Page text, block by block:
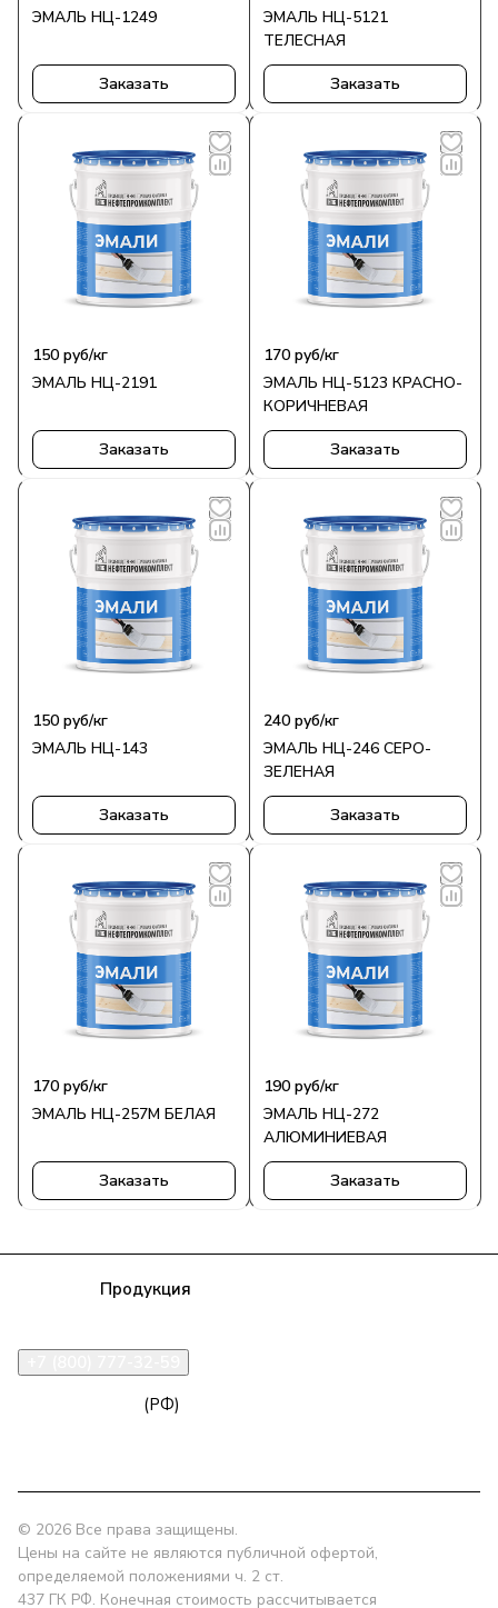
ЭМАЛЬ НЦ-1249
Заказать
ЭМАЛЬ НЦ-5121
ТЕЛЕСНАЯ
Заказать
150 руб/кг
ЭМАЛЬ НЦ-2191
Заказать
170 руб/кг
ЭМАЛЬ НЦ-5123 КРАСНО-
КОРИЧНЕВАЯ
Заказать
150 руб/кг
ЭМАЛЬ НЦ-143
Заказать
240 руб/кг
ЭМАЛЬ НЦ-246 СЕРО-
ЗЕЛЕНАЯ
Заказать
170 руб/кг
ЭМАЛЬ НЦ-257М БЕЛАЯ
Заказать
190 руб/кг
ЭМАЛЬ НЦ-272
АЛЮМИНИЕВАЯ
Заказать
Продукция
(РФ)
© 2026 Все права защищены.
Цены на сайте не являются публичной офертой,
определяемой положениями ч. 2 ст.
437 ГК РФ. Конечная стоимость рассчитывается